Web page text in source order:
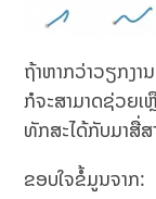
ຖ້າຫາກວ່າວຽກງາ
ກໍຈະສາມາດຊ່ວຍ
ທັກສະໄດ້ກັບມາສື່
ຂອບໃຈຂໍ້ມູນຈາກ: